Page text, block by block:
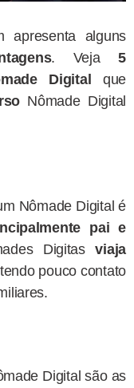
apresenta alguns
. Veja5
Digital que
Nômade Digital
Nômade Digital é
pai e
Digitasviaja
pouco contato
Digital são as